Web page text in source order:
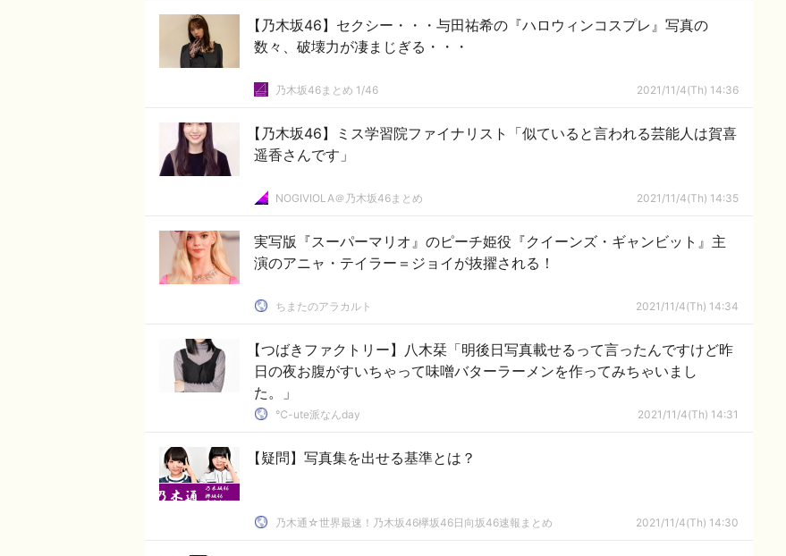
【乃木坂46】セクシー・・・与田祐希の『ハロウィンコスプレ』写真の
数々、破壊力が凄まじぎる・・・
乃木坂46まとめ 1/46 2021/11/4(Th) 14:36
【乃木坂46】ミス学習院ファイナリスト「似ていると言われる芸能人は賀喜
遥香さんです」
NOGIVIOLA＠乃木坂46まとめ 2021/11/4(Th) 14:35
実写版『スーパーマリオ』のピーチ姫役『クイーンズ・ギャンビット』主
演のアニャ・テイラー＝ジョイが抜擢される！
ちまたのアラカルト 2021/11/4(Th) 14:34
【つばきファクトリー】八木栞「明後日写真載せるって言ったんですけど昨
日の夜お腹がすいちゃって味噌バターラーメンを作ってみちゃいまし
た。」
℃-ute派なんday 2021/11/4(Th) 14:31
【疑問】写真集を出せる基準とは？
乃木通☆世界最速！乃木坂46欅坂46日向坂46速報まとめ 2021/11/4(Th) 14:30